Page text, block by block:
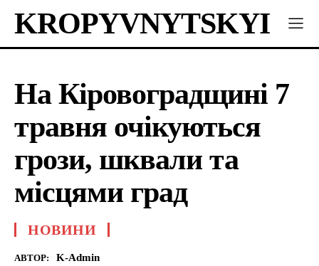
KROPYVNYTSKYI
На Кіровоградщині 7
травня очікуються
грози, шквали та
місцями град
НОВИНИ
АВТОР: K-Admin